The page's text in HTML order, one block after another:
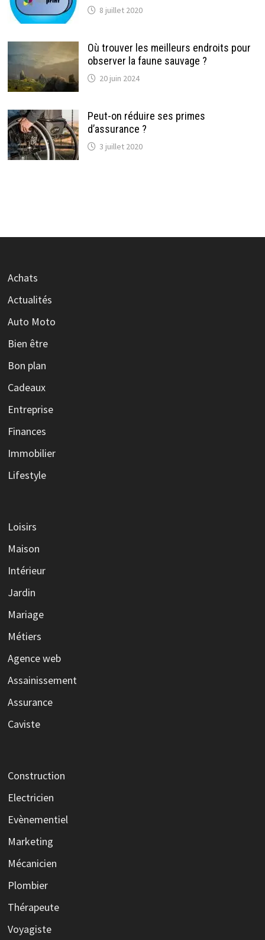
8 juillet 2020
Où trouver les meilleurs endroits pour
observer la faune sauvage ?
20 juin 2024
Peut-on réduire ses primes
d’assurance ?
3 juillet 2020
Achats
Actualités
Auto Moto
Bien être
Bon plan
Cadeaux
Entreprise
Finances
Immobilier
Lifestyle
Loisirs
Maison
Intérieur
Jardin
Mariage
Métiers
Agence web
Assainissement
Assurance
Caviste
Construction
Electricien
Evènementiel
Marketing
Mécanicien
Plombier
Thérapeute
Voyagiste